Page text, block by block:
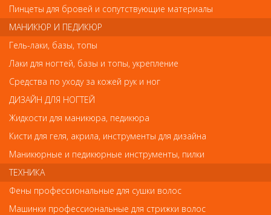
Имя
Код
Обратите внимание
Внешний вид товара «Нож металлический для триммера Dewal
Jet Trim, 5 мм» может отличаться от фотографий на сайте.
Несовпадение внешнего вида и комплектности реального
Пинцеты для бровей и сопутствующие материалы
МАНИКЮР И ПЕДИКЮР
Гель-лаки, базы, топы
Лаки для ногтей, базы и топы, укрепление
Средства по уходу за кожей рук и ног
ДИЗАЙН ДЛЯ НОГТЕЙ
Жидкости для маникюра, педикюра
Кисти для геля, акрила, инструменты для дизайна
Маникюрные и педикюрные инструменты, пилки
ТЕХНИКА
Фены профессиональные для сушки волос
Машинки профессиональные для стрижки волос